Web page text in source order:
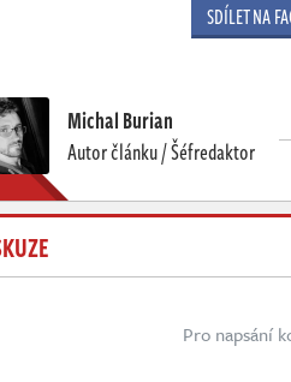
SDÍLET NA
Michal Burian
Autor článku / Šéfredaktor
Pro napsání